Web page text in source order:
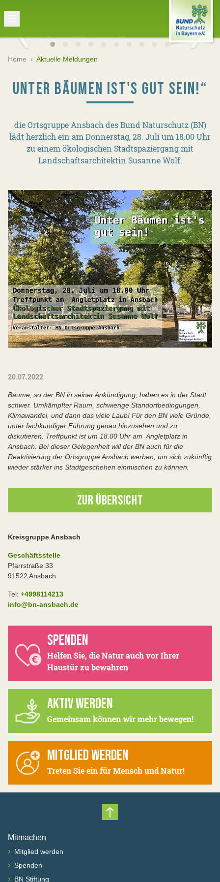
Home › Aktuelle Meldungen
UNTER BÄUMEN IST'S GUT SEIN!“
die Ortsgruppe Ansbach des Bund Naturschutz (BN)
lädt herzlich ein am Donnerstag, 28. Juli um 18.00 Uhr
zu einem ökologischen Stadtspaziergang mit
Landschaftsarchitektin Susanne Wolf.
20.07.2022
Bäume, so der BN in seiner Ankündigung, haben es in der Stadt
schwer. Umkämpfter Raum, schwierige Standortbedingungen,
Klimawandel, und dann das viele Laub! Für den BN viele Gründe,
unter fachkundiger Führung genau hinzusehen und zu
diskutieren. Treffpunkt ist um 18.00 Uhr am Angletplatz in
Ansbach. Bei dieser Gelegenheit will der BN auch für die
Reaktivierung der Ortsgruppe Ansbach werben, um sich zukünftig
wieder stärker ins Stadtgeschehen einmischen zu können.
ZUR ÜBERSICHT
Kreisgruppe Ansbach
Geschäftsstelle
Pfarrstraße 33
91522 Ansbach
Tel: +4998114213
info@bn-ansbach.de
SPENDEN
Helfen Sie, die Natur auch vor Ihrer
Haustür zu bewahren
AKTIV WERDEN
Gemeinsam können wir mehr bewegen!
MITGLIED WERDEN
Treten Sie ein für Mensch und Natur!
Nach oben scrollen
Mitmachen
› Mitglied werden
› Spenden
› BN Stiftung